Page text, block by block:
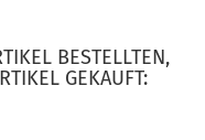
BESTELLTEN,
GEKAUFT: